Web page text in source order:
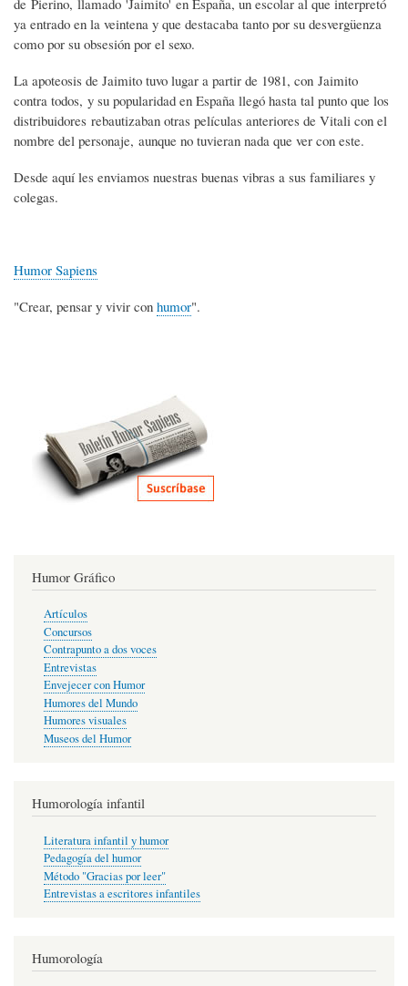
ya entrado en la veintena y que destacaba tanto por su desvergüenza
como por su obsesión por el sexo.
La apoteosis de Jaimito tuvo lugar a partir de 1981, con Jaimito
contra todos, y su popularidad en España llegó hasta tal punto que los
distribuidores rebautizaban otras películas anteriores de Vitali con el
nombre del personaje, aunque no tuvieran nada que ver con este.
Desde aquí les enviamos nuestras buenas vibras a sus familiares y
colegas.
Humor Sapiens
"Crear, pensar y vivir con humor".
Humor Gráfico
Artículos
Concursos
Contrapunto a dos voces
Entrevistas
Envejecer con Humor
Humores del Mundo
Humores visuales
Museos del Humor
Humorología infantil
Literatura infantil y humor
Pedagogía del humor
Método "Gracias por leer"
Entrevistas a escritores infantiles
Humorología